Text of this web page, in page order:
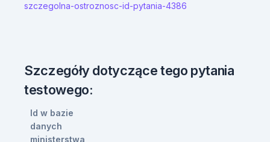
szczegolna-ostroznosc-id-pytania-4386
Szczegóły dotyczące tego pytania
testowego:
Id w bazie
danych
ministerstwa